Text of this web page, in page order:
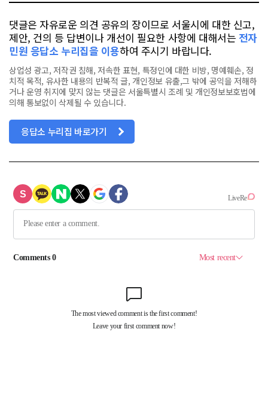
댓글은 자유로운 의견 공유의 장이므로 서울시에 대한 신고,
제안, 건의 등 답변이나 개선이 필요한 사항에 대해서는 전자
민원 응답소 누리집을 이용하여 주시기 바랍니다.
상업성 광고, 저작권 침해, 저속한 표현, 특정인에 대한 비방, 명예훼손, 정
치적 목적, 유사한 내용의 반복적 글, 개인정보 유출,그 밖에 공익을 저해하
거나 운영 취지에 맞지 않는 댓글은 서울특별시 조례 및 개인정보보호법에
의해 통보없이 삭제될 수 있습니다.
응답소 누리집 바로가기